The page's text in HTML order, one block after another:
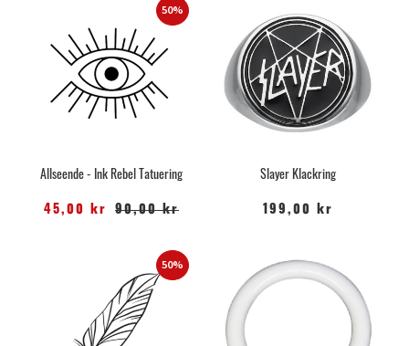
50%
Allseende - Ink Rebel Tatuering
45,00 kr 90,00 kr
Slayer Klackring
199,00 kr
50%